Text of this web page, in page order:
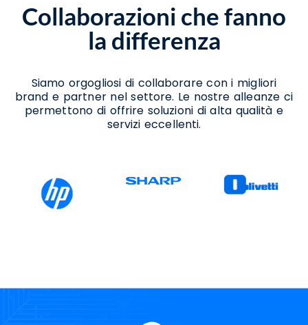
Formicola
Consulenza Per Migrazione A Windows 11
Formicola
Consulenza Per Passaggio A Windows 11
Supporto Aggiornamento Windows 11
Formicola
Supporto Migrazione A Windows 11
Collaborazioni che fanno
la differenza
Siamo orgogliosi di collaborare con i migliori
brand e partner nel settore. Le nostre alleanze ci
permettono di offrire soluzioni di alta qualità e
servizi eccellenti.